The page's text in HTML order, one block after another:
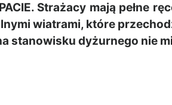
Strażacy mają pełne
wiatrami, które
stanowisku dyżurnego nie